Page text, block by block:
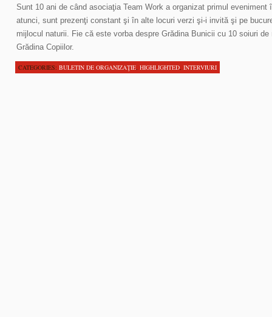
Sunt 10 ani de când asociaţia Team Work a organizat primul
atunci, sunt prezenţi constant şi în alte locuri verzi şi-i invită şi pe
mijlocul naturii. Fie că este vorba despre Grădina Bunicii cu 10 soiuri
Grădina Copiilor.
CATEGORIES: BULETIN DE ORGANIZAŢIE, HIGHLIGHTED, INTERVIURI